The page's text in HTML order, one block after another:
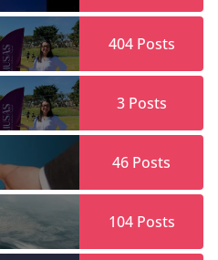
404Posts
3Posts
46 Posts
104Posts